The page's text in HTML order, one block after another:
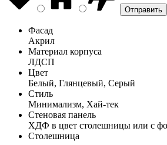
Фасад
Акрил
Материал корпуса
ЛДСП
Цвет
Белый, Глянцевый, Серый
Стиль
Минимализм, Хай-тек
Стеновая панель
ХДФ в цвет столешницы или с
Столешница